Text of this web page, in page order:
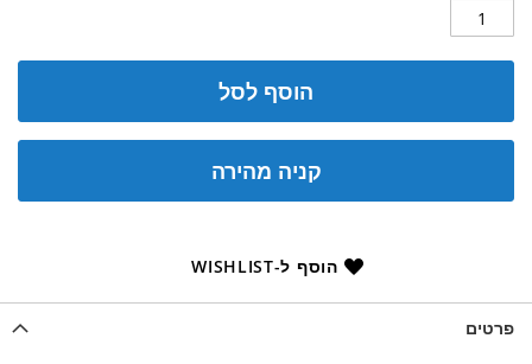
הוסף לסל
קניה מהירה
הוסף ל-WISHLIST
פרטים